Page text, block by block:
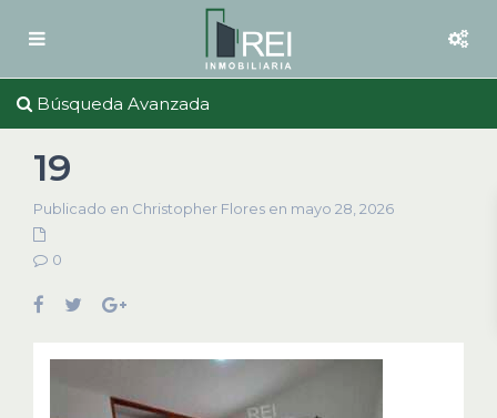
Búsqueda Avanzada
19
Publicado en Christopher Flores en mayo 28, 2026
0